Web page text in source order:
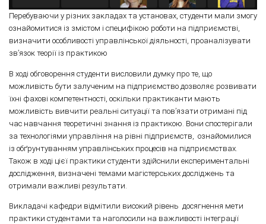
Перебуваючи у різних закладах та установах, студенти мали змогу
ознайомитися із змістом і специфікою роботи на підприємстві,
визначити особливості управлінської діяльності, проаналізувати
зв’язок теорії із практикою
В ході обговорення студенти висловили думку про те, що
можливість бути залученим на підприємство дозволяє розвивати
їхні фахові компетентності, оскільки практиканти мають
можливість вивчити реальні ситуації та пов’язати отримані під
час навчання теоретичні знання із практикою. Вони спостерігали
за технологіями управління на рівні підприємств, ознайомилися
із обґрунтуванням управлінських процесів на підприємствах.
Також в ході цієї практики студенти здійснили експериментальні
дослідження, визначені темами магістерських досліджень та
отримали важливі результати.
Викладачі кафедри відмітили високий рівень досягнення мети
практики студентами та наголосили на важливості інтеграції